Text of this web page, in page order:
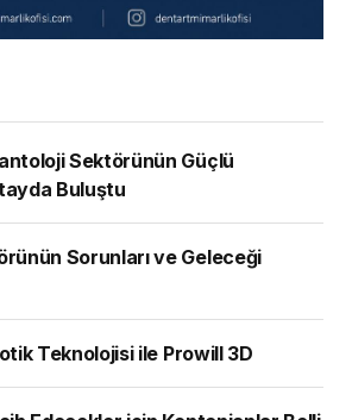
Sektörünün Güçlü
Buluştu
Sorunları ve Geleceği
Teknolojisi ile Prowill 3D